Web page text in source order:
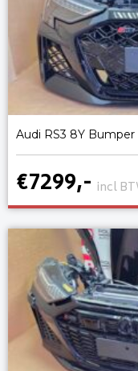
Audi RS3 8Y
€7299,- incl